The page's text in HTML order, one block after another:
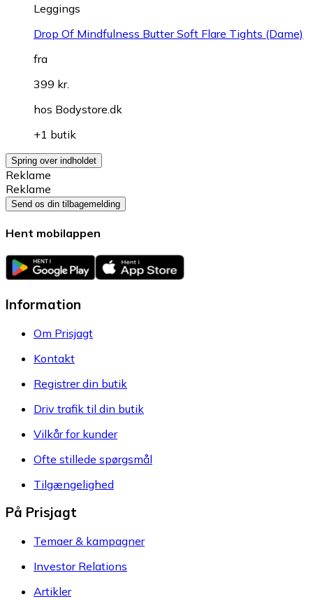
Leggings
Drop Of Mindfulness Butter Soft Flare Tights (Dame)
fra
399 kr.
hos Bodystore.dk
+1 butik
Spring over indholdet
Reklame
Reklame
Send os din tilbagemelding
Hent mobilappen
Information
Om Prisjagt
Kontakt
Registrer din butik
Driv trafik til din butik
Vilkår for kunder
Ofte stillede spørgsmål
Tilgængelighed
På Prisjagt
Temaer & kampagner
Investor Relations
Artikler